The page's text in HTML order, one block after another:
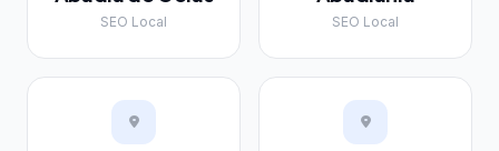
SEO Local SEO Local